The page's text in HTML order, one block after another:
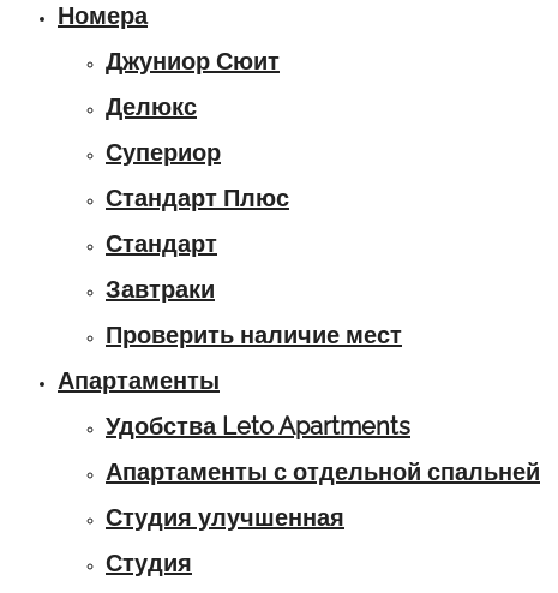
Номера
Джуниор Сюит
Делюкс
Супериор
Стандарт Плюс
Стандарт
Завтраки
Проверить наличие мест
Апартаменты
Удобства Leto Apartments
Апартаменты с отдельной спальней
Студия улучшенная
Студия